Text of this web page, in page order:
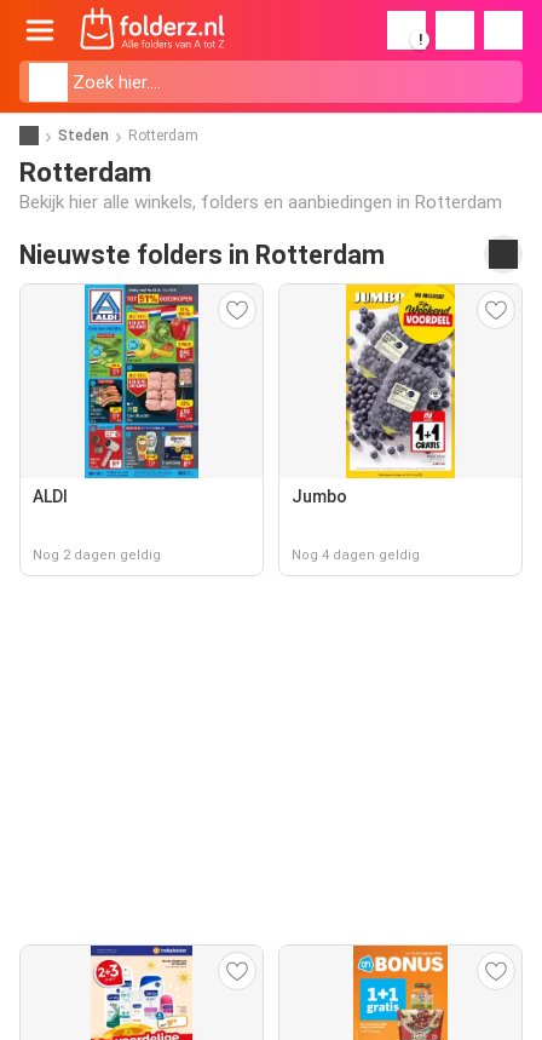
!
Steden Rotterdam
Rotterdam
Bekijk hier alle winkels, folders en aanbiedingen in Rotterdam
Nieuwste folders in Rotterdam
ALDI
Nog 2 dagen geldig
Jumbo
Nog 4 dagen geldig